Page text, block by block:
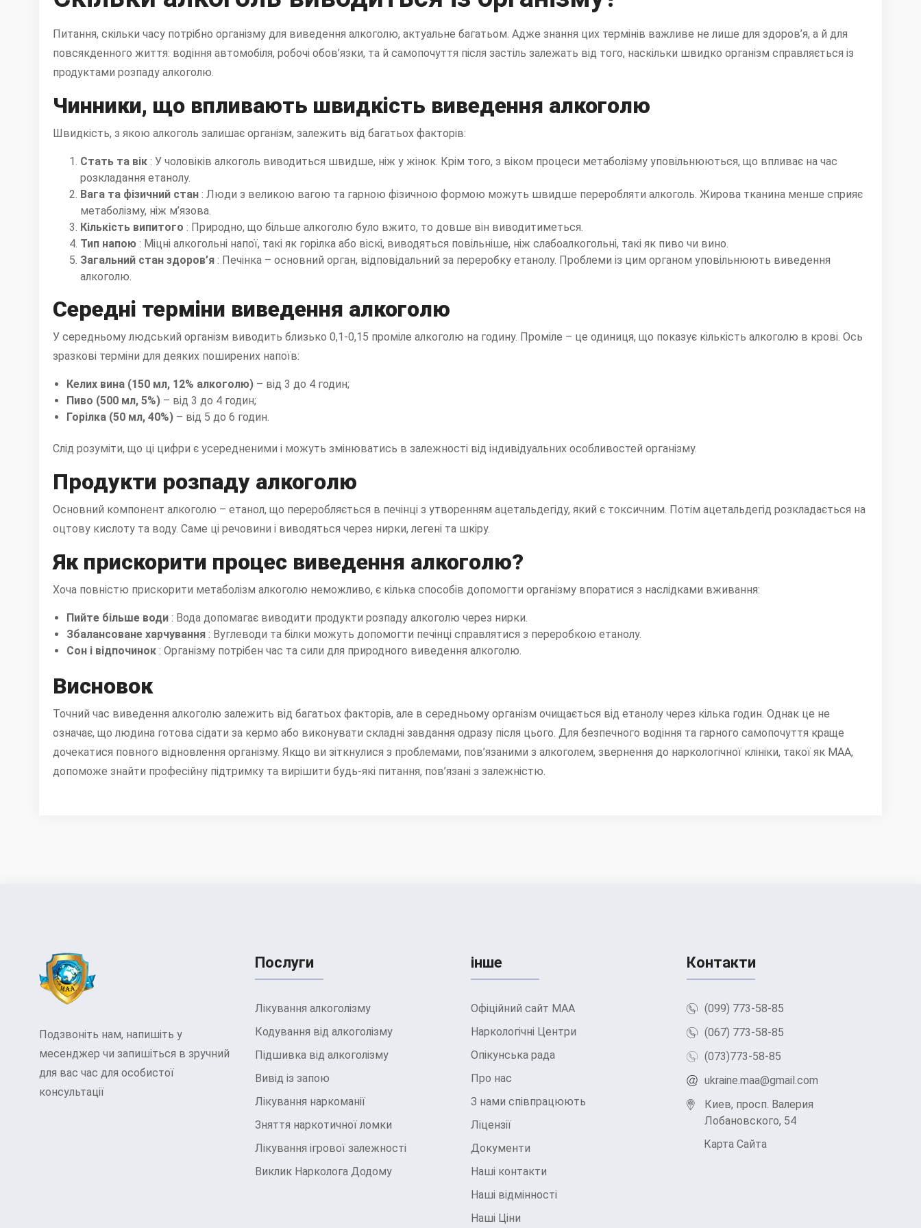
Питання, скільки часу потрібно організму для виведення алкоголю, актуальне багатьом. Адже знання цих термінів важливе не лише для здоров’я, а й для
повсякденного життя: водіння автомобіля, робочі обов’язки, та й самопочуття після застіль залежать від того, наскільки швидко організм справляється із
продуктами розпаду алкоголю.
Чинники, що впливають швидкість виведення алкоголю
Швидкість, з якою алкоголь залишає організм, залежить від багатьох факторів:
Стать та вік : У чоловіків алкоголь виводиться швидше, ніж у жінок. Крім того, з віком процеси метаболізму уповільнюються, що впливає на час
розкладання етанолу.
Вага та фізичний стан : Люди з великою вагою та гарною фізичною формою можуть швидше переробляти алкоголь. Жирова тканина менше сприяє
метаболізму, ніж м’язова.
Кількість випитого : Природно, що більше алкоголю було вжито, то довше він виводитиметься.
Тип напою : Міцні алкогольні напої, такі як горілка або віскі, виводяться повільніше, ніж слабоалкогольні, такі як пиво чи вино.
Загальний стан здоров’я : Печінка – основний орган, відповідальний за переробку етанолу. Проблеми із цим органом уповільнюють виведення
алкоголю.
Середні терміни виведення алкоголю
У середньому людський організм виводить близько 0,1-0,15 проміле алкоголю на годину. Проміле – це одиниця, що показує кількість алкоголю в крові. Ось
зразкові терміни для деяких поширених напоїв:
Келих вина (150 мл, 12% алкоголю) – від 3 до 4 годин;
Пиво (500 мл, 5%) – від 3 до 4 годин;
Горілка (50 мл, 40%) – від 5 до 6 годин.
Слід розуміти, що ці цифри є усередненими і можуть змінюватись в залежності від індивідуальних особливостей організму.
Продукти розпаду алкоголю
Основний компонент алкоголю – етанол, що переробляється в печінці з утворенням ацетальдегіду, який є токсичним. Потім ацетальдегід розкладається на
оцтову кислоту та воду. Саме ці речовини і виводяться через нирки, легені та шкіру.
Як прискорити процес виведення алкоголю?
Хоча повністю прискорити метаболізм алкоголю неможливо, є кілька способів допомогти організму впоратися з наслідками вживання:
Пийте більше води : Вода допомагає виводити продукти розпаду алкоголю через нирки.
Збалансоване харчування : Вуглеводи та білки можуть допомогти печінці справлятися з переробкою етанолу.
Сон і відпочинок : Організму потрібен час та сили для природного виведення алкоголю.
Висновок
Точний час виведення алкоголю залежить від багатьох факторів, але в середньому організм очищається від етанолу через кілька годин. Однак це не
означає, що людина готова сідати за кермо або виконувати складні завдання одразу після цього. Для безпечного водіння та гарного самопочуття краще
дочекатися повного відновлення організму. Якщо ви зіткнулися з проблемами, пов’язаними з алкоголем, звернення до наркологічної клініки, такої як МАА,
допоможе знайти професійну підтримку та вирішити будь-які питання, пов’язані з залежністю.
Подзвоніть нам, напишіть у
месенджер чи запишіться в зручний
для вас час для особистої
консультації
Послуги
Лікування алкоголізму
Кодування від алкоголізму
Підшивка від алкоголізму
Вивід із запою
Лікування наркоманії
Зняття наркотичної ломки
Лікування ігрової залежності
Виклик Нарколога Додому
інше
Офіційний сайт МАА
Наркологічні Центри
Опікунська рада
Про нас
З нами співпрацюють
Ліцензії
Документи
Наші контакти
Наші відмінності
Наші Ціни
Контакти
(099) 773-58-85
(067) 773-58-85
(073)773-58-85
ukraine.maa@gmail.com
Киев, просп. Валерия
Лобановского, 54
Карта Сайта